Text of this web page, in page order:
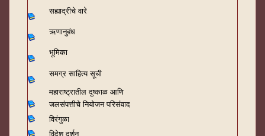
सह्याद्रीचे वारे
ऋणानुबंध
भूमिका
समग्र साहित्य सूची
महाराष्ट्रातील दुष्काळ आणि
जलसंपत्तीचे नियोजन परिसंवाद
विरंगुळा
विदेश दर्शन